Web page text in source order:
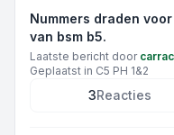
Nummers draden
van bsm b5.
Laatste bericht door
Geplaatst in C5 PH 1&2
3Reacties